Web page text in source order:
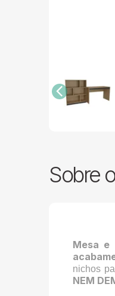
Sobre
Mesa e
nichos
NEM